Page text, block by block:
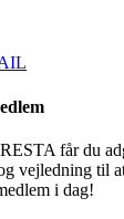
får du
vejledning til
i dag!